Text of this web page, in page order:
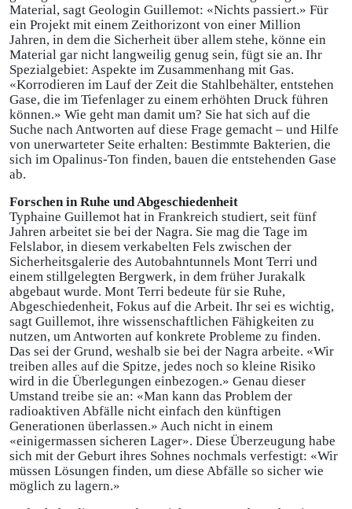
Material, sagt Geologin Guillemot: «Nichts passiert.» Für
ein Projekt mit einem Zeithorizont von einer Million
Jahren, in dem die Sicherheit über allem stehe, könne ein
Material gar nicht langweilig genug sein, fügt sie an. Ihr
Spezialgebiet: Aspekte im Zusammenhang mit Gas.
«Korrodieren im Lauf der Zeit die Stahlbehälter, entstehen
Gase, die im Tiefenlager zu einem erhöhten Druck führen
können.» Wie geht man damit um? Sie hat sich auf die
Suche nach Antworten auf diese Frage gemacht – und Hilfe
von unerwarteter Seite erhalten: Bestimmte Bakterien, die
sich im Opalinus-Ton finden, bauen die entstehenden Gase
ab.
Forschen in Ruhe und Abgeschiedenheit
Typhaine Guillemot hat in Frankreich studiert, seit fünf
Jahren arbeitet sie bei der Nagra. Sie mag die Tage im
Felslabor, in diesem verkabelten Fels zwischen der
Sicherheitsgalerie des Autobahntunnels Mont Terri und
einem stillgelegten Bergwerk, in dem früher Jurakalk
abgebaut wurde. Mont Terri bedeute für sie Ruhe,
Abgeschiedenheit, Fokus auf die Arbeit. Ihr sei es wichtig,
sagt Guillemot, ihre wissenschaftlichen Fähigkeiten zu
nutzen, um Antworten auf konkrete Probleme zu finden.
Das sei der Grund, weshalb sie bei der Nagra arbeite. «Wir
treiben alles auf die Spitze, jedes noch so kleine Risiko
wird in die Überlegungen einbezogen.» Genau dieser
Umstand treibe sie an: «Man kann das Problem der
radioaktiven Abfälle nicht einfach den künftigen
Generationen überlassen.» Auch nicht in einem
«einigermassen sicheren Lager». Diese Überzeugung habe
sich mit der Geburt ihres Sohnes nochmals verfestigt: «Wir
müssen Lösungen finden, um diese Abfälle so sicher wie
möglich zu lagern.»